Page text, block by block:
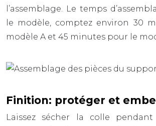
l’assemblage. Le temps
le modèle, comptez environ 30
modèle A et 45 minutes pour le
Finition: protéger et
Laissez sécher la colle